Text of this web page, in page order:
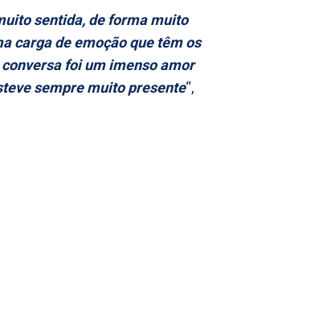
sentida, de forma muito
carga de emoção que têm os
foi um imenso amor
sempre muito presente“,